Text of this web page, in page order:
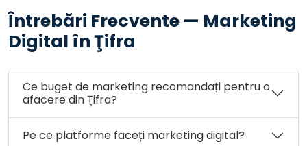
Întrebări Frecvente — Marketing
Digital în Ţifra
Ce buget de marketing recomandați pentru o
afacere din Ţifra?
Pe ce platforme faceți marketing digital?